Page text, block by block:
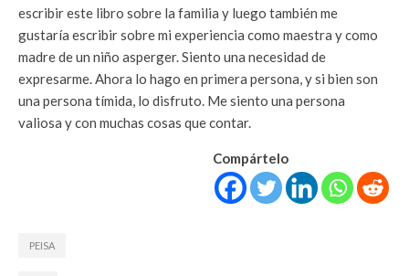
escribir este libro sobre la familia y luego también me
gustaría escribir sobre mi experiencia como maestra y como
madre de un niño asperger. Siento una necesidad de
expresarme. Ahora lo hago en primera persona, y si bien son
una persona tímida, lo disfruto. Me siento una persona
valiosa y con muchas cosas que contar.
Compártelo
PEISA